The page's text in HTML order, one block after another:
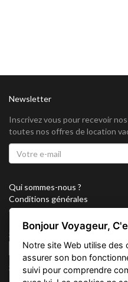
Newsletter
Inscrivez vous pour recevoir
toutes nos offres de location
Qui sommes-nous ?
Conditions générales
Confidentialité
Partenariat
Sitemap
Cookies
Suivez nous sur
Bonjour Voyageur,
Notre site Web utilise des
assurer son bon
suivi pour comprendre